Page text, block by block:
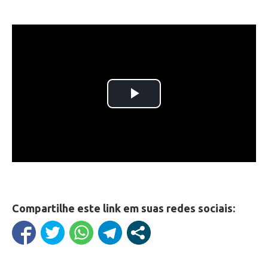
Compartilhe este link em suas redes sociais: